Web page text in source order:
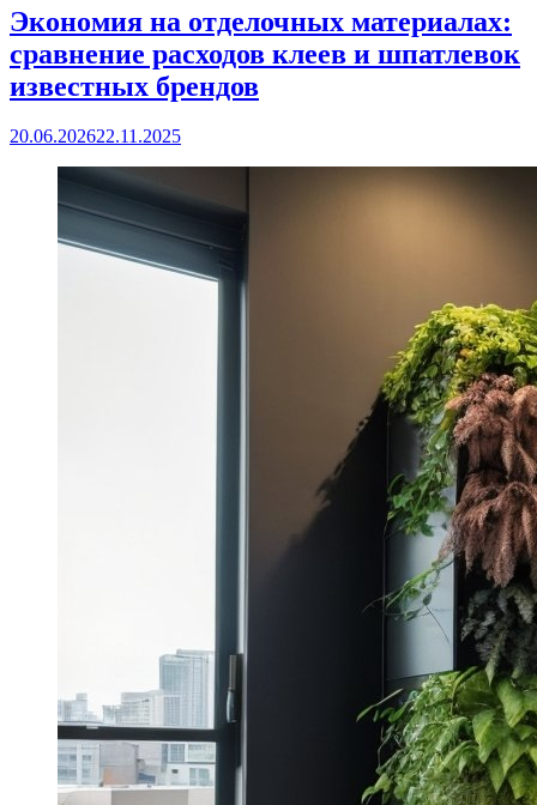
Экономия на отделочных материалах:
сравнение расходов клеев и шпатлевок
известных брендов
20.06.202622.11.2025